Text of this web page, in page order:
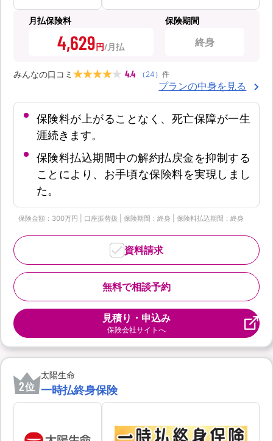
月払保険料
4,629円
保険期間
終身
みんなの口コミ 4.4 （ 24 ） 件
プランの中身を見る
保険料が上がることなく、死亡保障が一生
涯続きます。
保険料払込期間中の解約払戻金を抑制する
ことにより、お手頃な保険料を実現しまし
た。
保険金額：300万円 | 口座振替扱 | 保険期間：終身 | 保険料払込期間：終身
無料で相談予約
資料請求
見積り・申込み
保険会社サイトへ
2位
太陽生命
一時払終身保険